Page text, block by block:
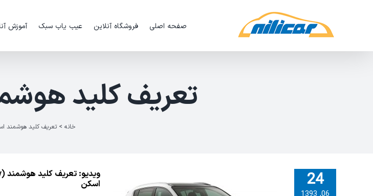
صفحه اصلی فروشگاه آنلاین عیب یاب سبک آموزش
تعریف کلید
خانه > تعریف کلید هوشمند
24
اسکن